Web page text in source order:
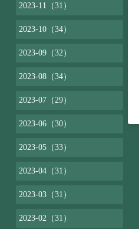
2023-11（31）
2023-10（34）
2023-09（32）
2023-08（34）
2023-07（29）
2023-06（30）
2023-05（33）
2023-04（31）
2023-03（31）
2023-02（31）